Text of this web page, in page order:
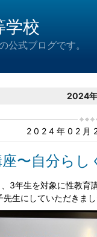
学校
公式ブログです。
2024
2024年02月
〜自分ら
3年生を対象に性教育
先生にしていただきま